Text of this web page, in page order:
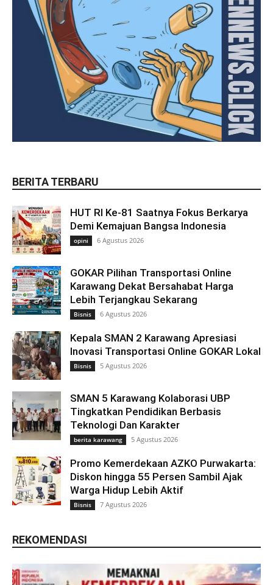
BERITA TERBARU
HUT RI Ke-81 Saatnya Fokus Berkarya
Demi Kemajuan Bangsa Indonesia
opini 6 Agustus 2026
GOKAR Pilihan Transportasi Online
Karawang Dekat Bersahabat Harga
Lebih Terjangkau Sekarang
Bisnis 6 Agustus 2026
Kepala SMAN 2 Karawang Apresiasi
Inovasi Transportasi Online GOKAR Lokal
Bisnis 5 Agustus 2026
SMAN 5 Karawang Kolaborasi UBP
Tingkatkan Pendidikan Berbasis
Teknologi Dan Karakter
berita karawang 5 Agustus 2026
Promo Kemerdekaan AZKO Purwakarta:
Diskon hingga 55 Persen Sambil Ajak
Warga Hidup Lebih Aktif
Bisnis 7 Agustus 2026
REKOMENDASI